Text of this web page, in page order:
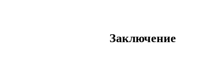
Заключение